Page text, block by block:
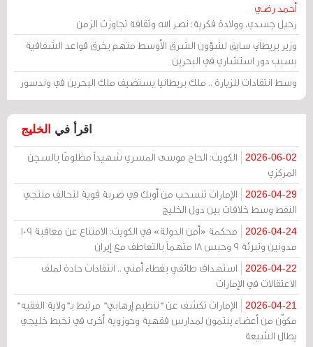
أحمد رضي
رحيل جسدي، وولادة فكرية: نصر الله وثقافة تجاوزت الزمن
وزير بريطاني سابق لشؤون الشرق الأوسط متهم بخرق قواعد الشفافية
بسبب دور استشاري في البحرين
وسط انتقادات للزيارة .. ملك بريطانيا يستضيف ملك البحرين في وندسور
اقرأ في الخليج
2026-06-02
الكويت: الحاج موسى المسري شهيداً مظلومًا بالسجن
المركزي
2026-04-29
الإمارات تنسحب من أوبك في ضربة قوية لتحالف منتجي
النفط وسط خلافات بين دول الخليج
2026-04-24
محكمة «أمن الدولة» في الكويت: الامتناع عن معاقبة 109
مدونين وتبرئة 9 وحبس 18 متهماً بالتعاطف مع إيران
2026-04-22
استهداف طائفي بغطاء أمني .. انتقادات حادة لملف
الاعتقالات في الإمارات
2026-04-21
الإمارات تكشف عن "تنظيم إرهابي" مرتبط بـ"ولاية الفقيه"
مكوّن من أعضاء ينتمون لمدارس فقهية وحوزوية أخرى في تخبط خليجي
يطال الشيعة